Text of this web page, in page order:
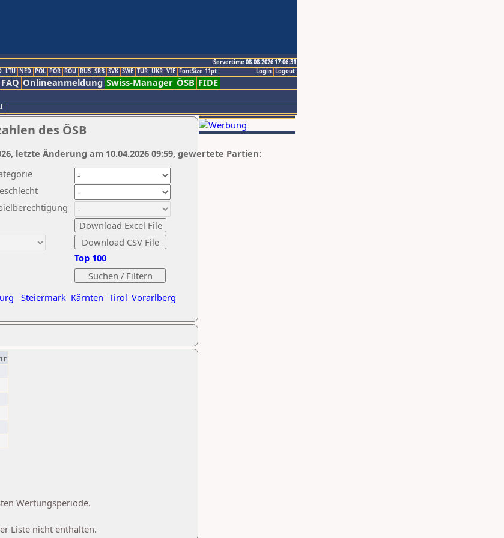
Servertime 08.08.2026 17:06:31
Logout
Login
LTU NED POL POR ROU RUS SRB SVK SWE TUR UKR VIE FontSize:11pt
FAQ Onlineanmeldung Swiss-Manager ÖSB FIDE
des ÖSB
Steiermark Kärnten Tirol Vorarlberg
Top 100
letzte Änderung am 10.04.2026 09:59, gewertete Partien:
Wertungsperiode.
Liste nicht enthalten.